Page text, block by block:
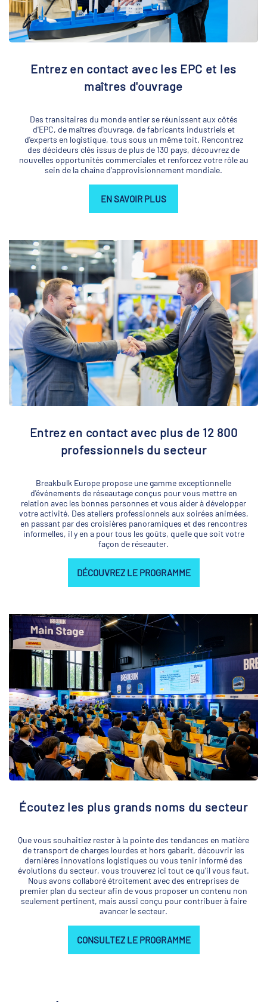
Entrez en contact avec les EPC et les
maîtres d'ouvrage
Des transitaires du monde entier se réunissent aux côtés
d'EPC, de maîtres d'ouvrage, de fabricants industriels et
d'experts en logistique, tous sous un même toit. Rencontrez
des décideurs clés issus de plus de 130 pays, découvrez de
nouvelles opportunités commerciales et renforcez votre rôle au
sein de la chaîne d'approvisionnement mondiale.
EN SAVOIR PLUS
Entrez en contact avec plus de 12 800
professionnels du secteur
Breakbulk Europe propose une gamme exceptionnelle
d'événements de réseautage conçus pour vous mettre en
relation avec les bonnes personnes et vous aider à développer
votre activité. Des ateliers professionnels aux soirées animées,
en passant par des croisières panoramiques et des rencontres
informelles, il y en a pour tous les goûts, quelle que soit votre
façon de réseauter.
DÉCOUVREZ LE PROGRAMME
Écoutez les plus grands noms du secteur
Que vous souhaitiez rester à la pointe des tendances en matière
de transport de charges lourdes et hors gabarit, découvrir les
dernières innovations logistiques ou vous tenir informé des
évolutions du secteur, vous trouverez ici tout ce qu'il vous faut.
Nous avons collaboré étroitement avec des entreprises de
premier plan du secteur afin de vous proposer un contenu non
seulement pertinent, mais aussi conçu pour contribuer à faire
avancer le secteur.
CONSULTEZ LE PROGRAMME